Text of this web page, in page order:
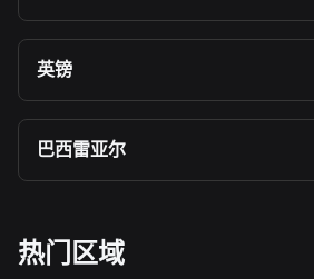
英镑
巴西雷亚尔
热门区域